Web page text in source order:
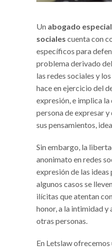
Un abogado
sociales cuenta con
específicos para
problema derivado
las redes sociales y
hace en ejercicio del
expresión, e implica la
persona de expresar
sus pensamientos,
Sin embargo, la
anonimato en redes
expresión de las ideas
algunos casos se
ilícitas que atentan
honor, a la intimidad y
otras personas.
En Letslaw ofrecemos